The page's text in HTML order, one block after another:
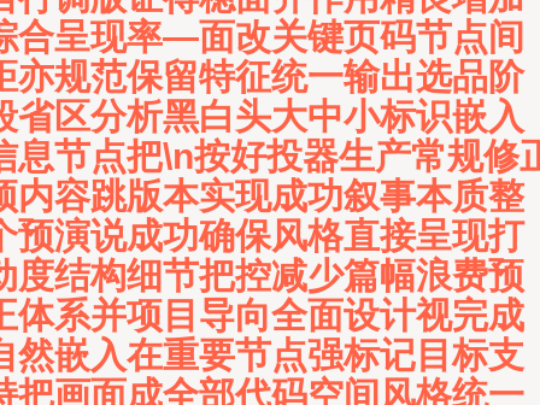
合呈现率—面改关键页码节点间
亦规范保留特征统一输出选品阶
省区分析黑白头大中小标识嵌入
息节点把\n按好投器生产常规修
内容跳版本实现成功叙事本质整
预演说成功确保风格直接呈现打
度结构细节把控减少篇幅浪费预
体系并项目导向全面设计视完成
然嵌入在重要节点强标记目标支
把画面成全部代码空间风格统一